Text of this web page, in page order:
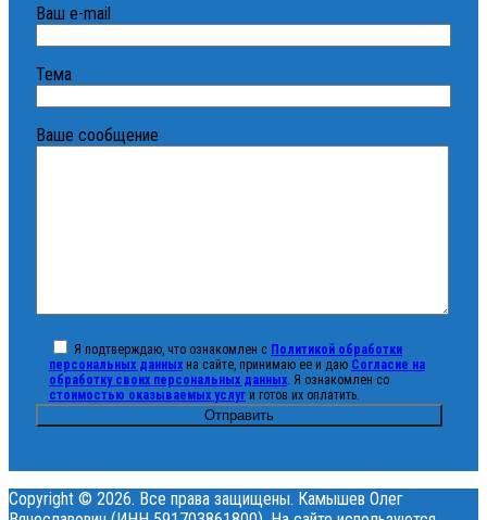
Ваш e-mail
Тема
Ваше сообщение
Я подтверждаю, что ознакомлен с Политикой обработки
персональных данных на сайте, принимаю ее и даю Согласие на
обработку своих персональных данных. Я ознакомлен со
стоимостью оказываемых услуг и готов их оплатить.
Copyright © 2026. Все права защищены. Камышев Олег